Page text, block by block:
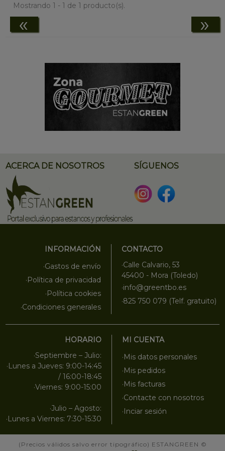
Mostrando 1 - 1 de 1 producto(s).
« »
ACERCA DE NOSOTROS SÍGUENOS
INFORMACIÓN
·Gastos de envío
·Política de privacidad
·Política cookies
·Condiciones generales
CONTACTO
·Calle Calvario, 53
45400 - Mora (Toledo)
·info@greentbo.es
·825 750 079 (Telf. gratuito)
HORARIO
·Septiembre – Julio:
·Lunes a Jueves: 9:00-14:45
/ 16:00-18:45
·Viernes: 9:00-15:00
·Julio – Agosto:
·Lunes a Viernes: 7:30-15:30
MI CUENTA
·Mis datos personales
·Mis pedidos
·Mis facturas
·Contacte con nosotros
·Inciar sesión
(Precios válidos salvo error tipográfico) ESTANGREEN ©